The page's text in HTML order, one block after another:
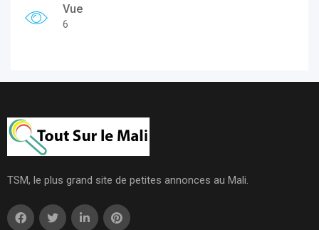
Vue
6
TSM, le plus grand site de petites annonces au Mali.